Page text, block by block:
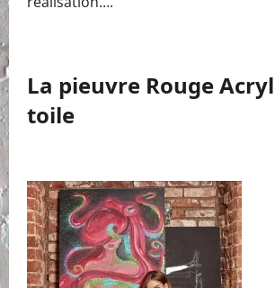
La pieuvre Rouge
toile